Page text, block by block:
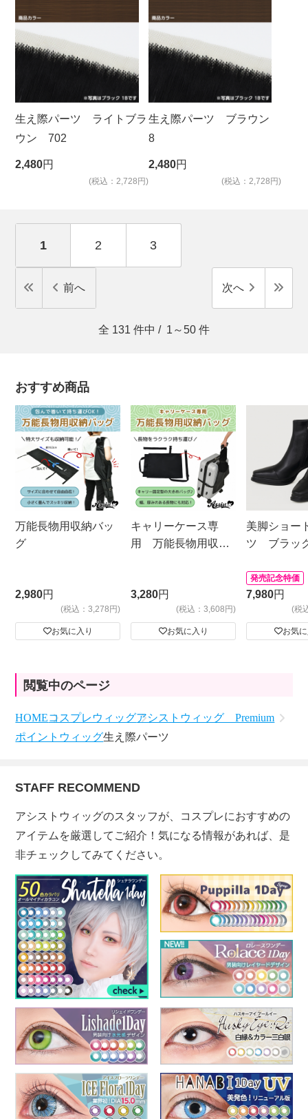
生え際パーツ ライトブラ
ウン 702
2,480円
(税込：2,728円)
生え際パーツ ブラウン
8
2,480円
(税込：2,728円)
前へ
1 2 3
次へ
全 131 件中 / 1～50 件
おすすめ商品
万能長物用収納バッ
グ
2,980円
(税込：3,278円)
お気に入り
キャリーケース専
用 万能長物用収納
3,280円
(税込：3,608円)
お気に入り
美脚ショー
ツ ブラッ
発売記念特価
7,980円
(税
お気
閲覧中のページ
HOMEコスプレウィッグアシストウィッグ Premium
ポイントウィッグ生え際パーツ
STAFF RECOMMEND
アシストウィッグのスタッフが、コスプレにおすすめの
アイテムを厳選してご紹介！気になる情報があれば、是
非チェックしてみてください。